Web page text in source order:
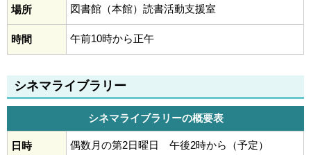
場所 図書館（本館）読書活動支援室
時間 午前10時から正午
シネマライブラリー
シネマライブラリーの概要表
日時 偶数月の第2日曜日 午後2時から（予定）